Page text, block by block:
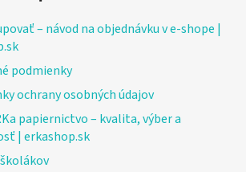
– návod na objednávku v e-shope |
podmienky
ochrany osobných údajov
papiernictvo – kvalita, výber a
| erkashop.sk